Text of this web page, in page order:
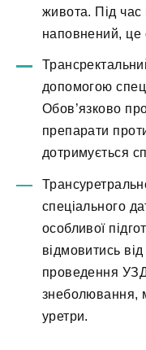
живота. Під
наповнений, це
допомогою
Обов’язково
препарати
дотримується
спеціального
особливої
відмовитись
проведення
знеболювання,
уретри.